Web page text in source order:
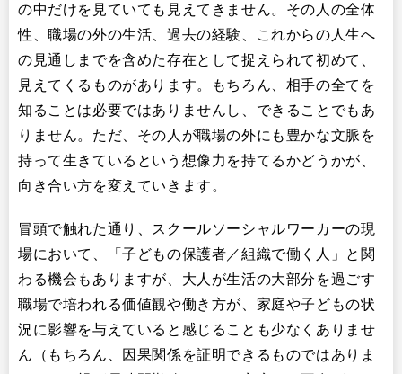
の中だけを見ていても見えてきません。その人の全体
性、職場の外の生活、過去の経験、これからの人生へ
の見通しまでを含めた存在として捉えられて初めて、
見えてくるものがあります。もちろん、相手の全てを
知ることは必要ではありませんし、できることでもあ
りません。ただ、その人が職場の外にも豊かな文脈を
持って生きているという想像力を持てるかどうかが、
向き合い方を変えていきます。
冒頭で触れた通り、スクールソーシャルワーカーの現
場において、「子どもの保護者／組織で働く人」と関
わる機会もありますが、大人が生活の大部分を過ごす
職場で培われる価値観や働き方が、家庭や子どもの状
況に影響を与えていると感じることも少なくありませ
ん（もちろん、因果関係を証明できるものではありま